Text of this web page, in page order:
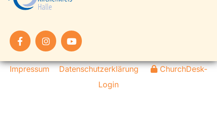
Impressum Datenschutzerklärung
ChurchDesk-
Login